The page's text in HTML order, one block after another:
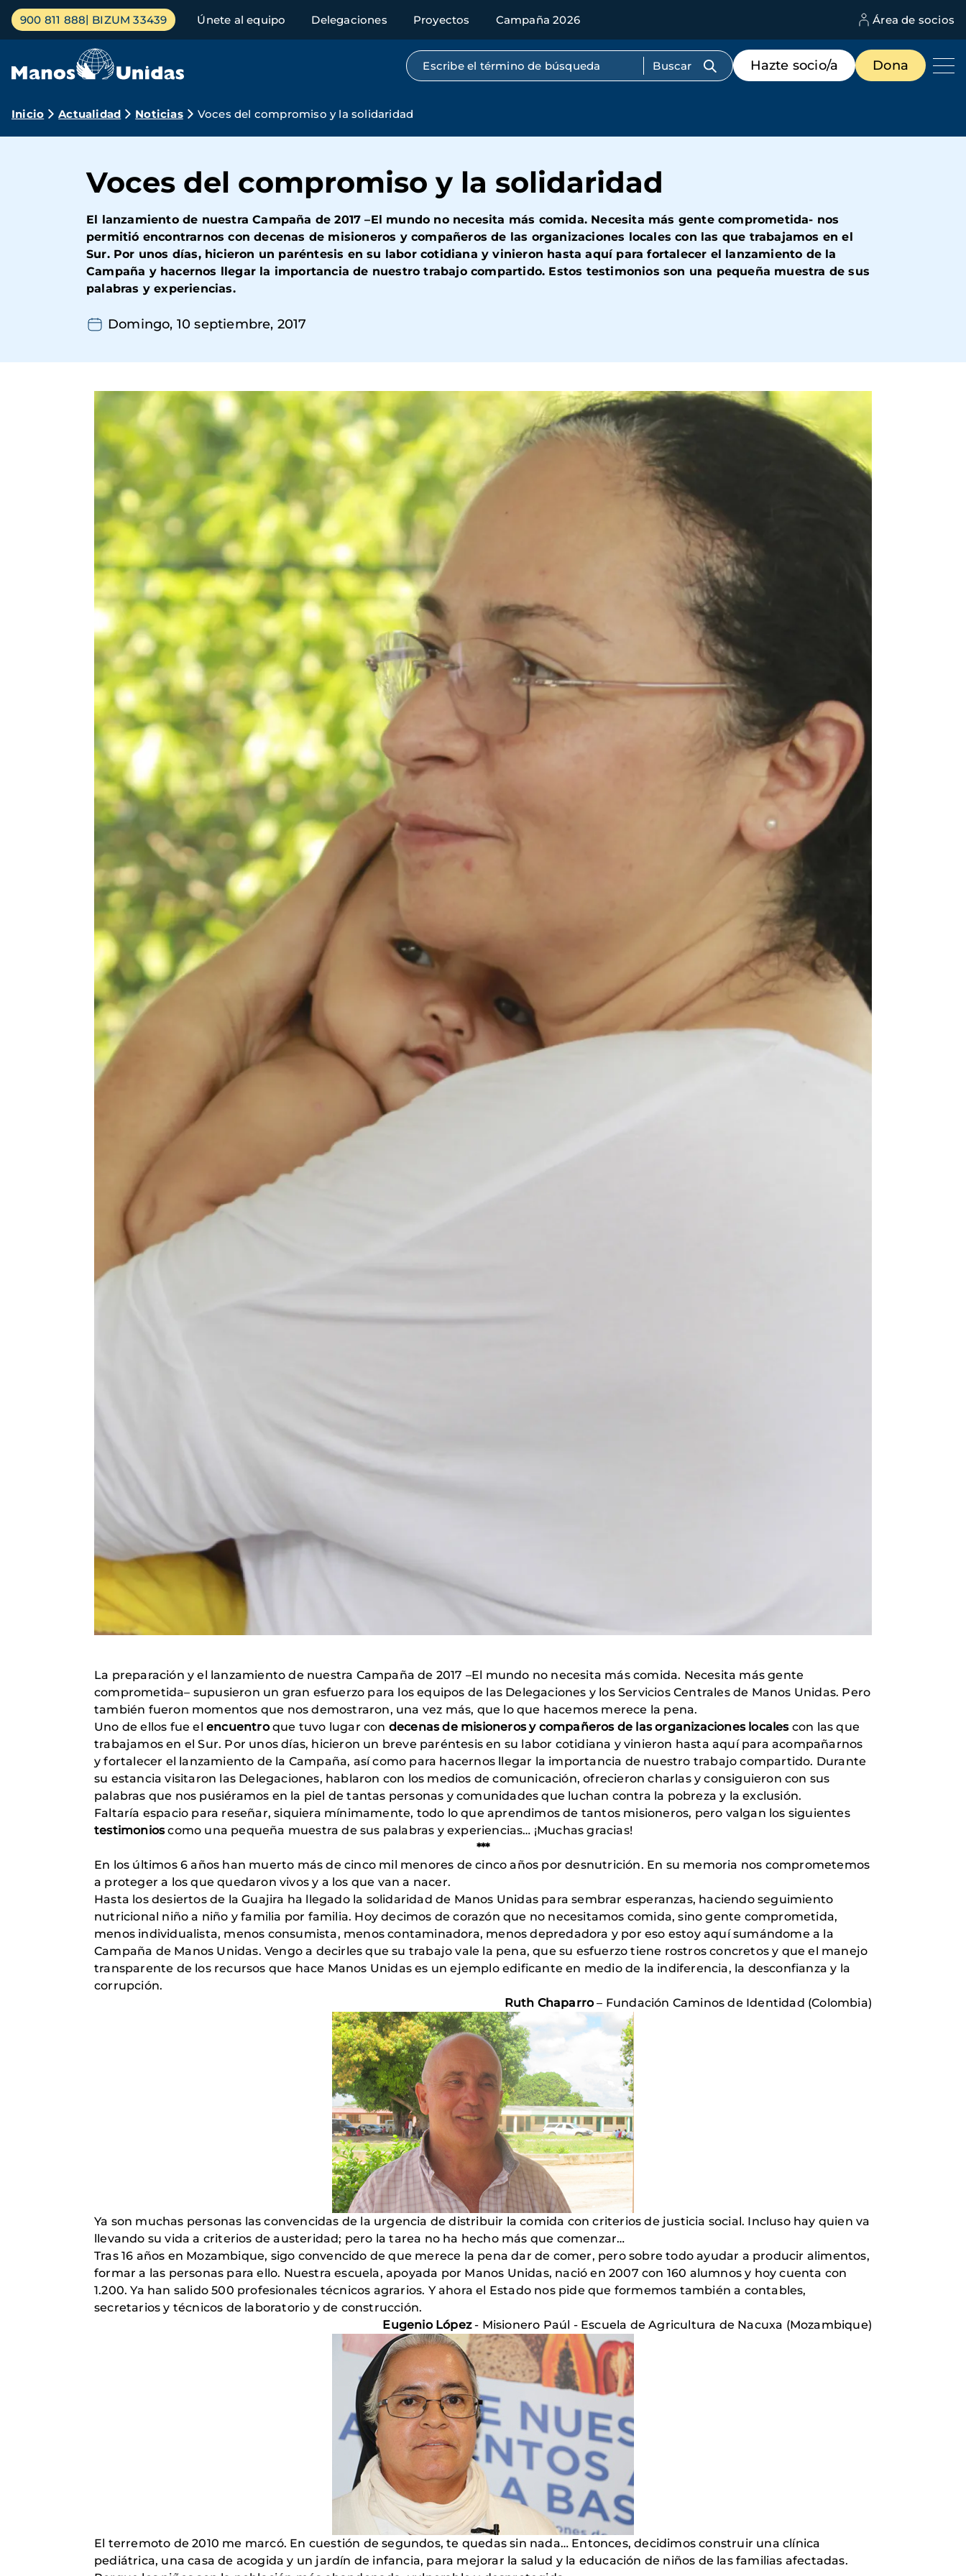
Pasar
contenido
Menú
principal
900 811 888 BIZUM 33439 Únete al equipo Delegaciones Proyectos Campaña 2026 Área de socios
Búsqueda por texto completo
Menú
de
destacados
Hazte socio/a Dona
Ruta
navegación
Inicio Actualidad Noticias Voces del compromiso y la solidaridad
Voces del compromiso y la solidaridad
El lanzamiento de nuestra Campaña de 2017 –El mundo no necesita más comida. Necesita más gente comprometida- nos
permitió encontrarnos con decenas de misioneros y compañeros de las organizaciones locales con las que trabajamos en el
Sur. Por unos días, hicieron un paréntesis en su labor cotidiana y vinieron hasta aquí para fortalecer el lanzamiento de la
Campaña y hacernos llegar la importancia de nuestro trabajo compartido. Estos testimonios son una pequeña muestra de sus
palabras y experiencias.
Domingo, 10 septiembre, 2017
La preparación y el lanzamiento de nuestra Campaña de 2017 –El mundo no necesita más comida. Necesita más gente
comprometida– supusieron un gran esfuerzo para los equipos de las Delegaciones y los Servicios Centrales de Manos Unidas. Pero
también fueron momentos que nos demostraron, una vez más, que lo que hacemos merece la pena.
Uno de ellos fue el encuentroque tuvo lugar con decenas de misioneros y compañeros de las organizaciones localescon las que
trabajamos en el Sur. Por unos días, hicieron un breve paréntesis en su labor cotidiana y vinieron hasta aquí para acompañarnos
y fortalecer el lanzamiento de la Campaña, así como para hacernos llegar la importancia de nuestro trabajo compartido. Durante
su estancia visitaron las Delegaciones, hablaron con los medios de comunicación, ofrecieron charlas y consiguieron con sus
palabras que nos pusiéramos en la piel de tantas personas y comunidades que luchan contra la pobreza y la exclusión.
Faltaría espacio para reseñar, siquiera mínimamente, todo lo que aprendimos de tantos misioneros, pero valgan los siguientes
testimonioscomo una pequeña muestra de sus palabras y experiencias… ¡Muchas gracias!
***
En los últimos 6 años han muerto más de cinco mil menores de cinco años por desnutrición. En su memoria nos comprometemos
a proteger a los que quedaron vivos y a los que van a nacer.
Hasta los desiertos de la Guajira ha llegado la solidaridad de Manos Unidas para sembrar esperanzas, haciendo seguimiento
nutricional niño a niño y familia por familia. Hoy decimos de corazón que no necesitamos comida, sino gente comprometida,
menos individualista, menos consumista, menos contaminadora, menos depredadora y por eso estoy aquí sumándome a la
Campaña de Manos Unidas. Vengo a decirles que su trabajo vale la pena, que su esfuerzo tiene rostros concretos y que el manejo
transparente de los recursos que hace Manos Unidas es un ejemplo edificante en medio de la indiferencia, la desconfianza y la
corrupción.
Ruth Chaparro– Fundación Caminos de Identidad (Colombia)
Ya son muchas personas las convencidas de la urgencia de distribuir la comida con criterios de justicia social. Incluso hay quien va
llevando su vida a criterios de austeridad; pero la tarea no ha hecho más que comenzar…
Tras 16 años en Mozambique, sigo convencido de que merece la pena dar de comer, pero sobre todo ayudar a producir alimentos,
formar a las personas para ello. Nuestra escuela, apoyada por Manos Unidas, nació en 2007 con 160 alumnos y hoy cuenta con
1.200. Ya han salido 500 profesionales técnicos agrarios. Y ahora el Estado nos pide que formemos también a contables,
secretarios y técnicos de laboratorio y de construcción.
Eugenio López- Misionero Paúl - Escuela de Agricultura de Nacuxa (Mozambique)
El terremoto de 2010 me marcó. En cuestión de segundos, te quedas sin nada… Entonces, decidimos construir una clínica
pediátrica, una casa de acogida y un jardín de infancia, para mejorar la salud y la educación de niños de las familias afectadas.